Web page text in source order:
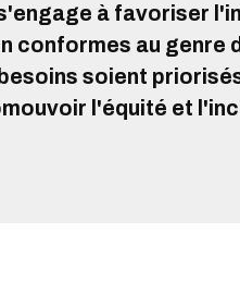
à favoriser
conformes au genre
soient
l'équité et